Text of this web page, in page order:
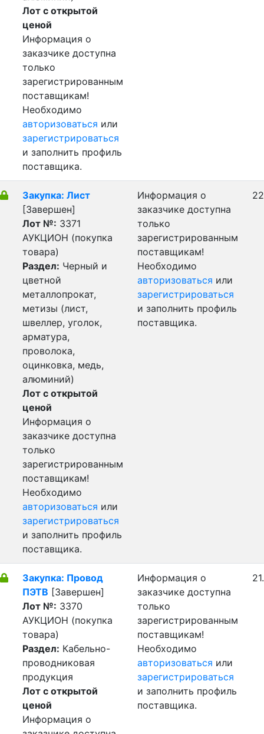
Лот с открытой
ценой
Информация о
заказчике доступна
только
зарегистрированным
поставщикам!
Необходимо
авторизоваться или
зарегистрироваться
и заполнить профиль
поставщика.
Закупка: Лист
[Завершен]
Лот №: 3371
АУКЦИОН (покупка
товара)
Раздел: Черный и
цветной
металлопрокат,
метизы (лист,
швеллер, уголок,
арматура,
проволока,
оцинковка, медь,
алюминий)
Лот с открытой
ценой
Информация о
заказчике доступна
только
зарегистрированным
поставщикам!
Необходимо
авторизоваться или
зарегистрироваться
и заполнить профиль
поставщика.
Информация о
заказчике доступна
только
зарегистрированным
поставщикам!
Необходимо
авторизоваться или
зарегистрироваться
и заполнить профиль
поставщика.
Закупка: Провод
ПЭТВ [Завершен]
Лот №: 3370
АУКЦИОН (покупка
товара)
Раздел: Кабельно-
проводниковая
продукция
Лот с открытой
ценой
Информация о
Информация о
заказчике доступна
только
зарегистрированным
поставщикам!
Необходимо
авторизоваться или
зарегистрироваться
и заполнить профиль
поставщика.